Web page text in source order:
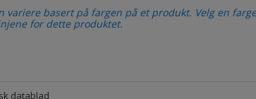
variere basert på fargen på et produkt. Velg en
for dette produktet.
datablad